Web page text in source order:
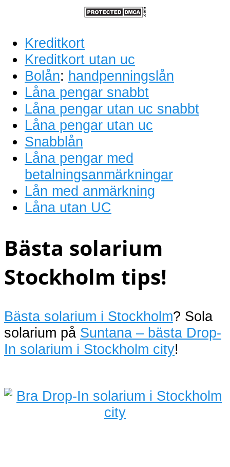
Kreditkort
Kreditkort utan uc
Bolån: handpenningslån
Låna pengar snabbt
Låna pengar utan uc snabbt
Låna pengar utan uc
Snabblån
Låna pengar med
betalningsanmärkningar
Lån med anmärkning
Låna utan UC
Bästa solarium
Stockholm tips!
Bästa solarium i Stockholm? Sola
solarium på Suntana – bästa Drop-
In solarium i Stockholm city!